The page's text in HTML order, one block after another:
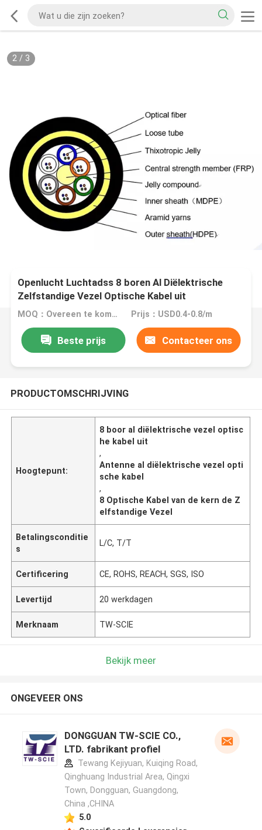
2/ 3
Openlucht Luchtadss 8 boren Al Diëlektrische
Zelfstandige Vezel Optische Kabel uit
MOQ：Overeen te komen Prijs：USD0.4-0.8/m
Beste prijs Contacteer ons
PRODUCTOMSCHRIJVING
Hoogtepunt:
8 boor al diëlektrische vezel optisc
he kabel uit
,
Antenne al diëlektrische vezel opti
sche kabel
,
8 Optische Kabel van de kern de Z
elfstandige Vezel
Betalingsconditie
s
L/C, T/T
Certificering CE, ROHS, REACH, SGS, ISO
Levertijd 20 werkdagen
Merknaam TW-SCIE
Bekijk meer
ONGEVEER ONS
DONGGUAN TW-SCIE CO.,
LTD. fabrikant profiel
Tewang Kejiyuan, Kuiqing Road,
Qinghuang Industrial Area, Qingxi
Town, Dongguan, Guangdong,
China ,CHINA
5.0